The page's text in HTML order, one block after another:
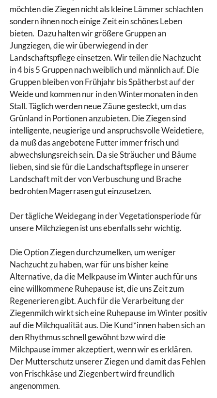
möchten die Ziegen nicht als kleine Lämmer schlachten
sondern ihnen noch einige Zeit ein schönes Leben
bieten. Dazu halten wir größere Gruppen an
Jungziegen, die wir überwiegend in der
Landschaftspflege einsetzen. Wir teilen die Nachzucht
in 4 bis 5 Gruppen nach weiblich und männlich auf. Die
Gruppen bleiben von Frühjahr bis Spätherbst auf der
Weide und kommen nur in den Wintermonaten in den
Stall. Täglich werden neue Zäune gesteckt, um das
Grünland in Portionen anzubieten. Die Ziegen sind
intelligente, neugierige und anspruchsvolle Weidetiere,
da muß das angebotene Futter immer frisch und
abwechslungsreich sein. Da sie Sträucher und Bäume
lieben, sind sie für die Landschaftspflege in unserer
Landschaft mit der von Verbuschung und Brache
bedrohten Magerrasen gut einzusetzen.
Der tägliche Weidegang in der Vegetationsperiode für
unsere Milchziegen ist uns ebenfalls sehr wichtig.
Die Option Ziegen durchzumelken, um weniger
Nachzucht zu haben, war für uns bisher keine
Alternative, da die Melkpause im Winter auch für uns
eine willkommene Ruhepause ist, die uns Zeit zum
Regenerieren gibt. Auch für die Verarbeitung der
Ziegenmilch wirkt sich eine Ruhepause im Winter positiv
auf die Milchqualität aus. Die Kund*innen haben sich an
den Rhythmus schnell gewöhnt bzw wird die
Milchpause immer akzeptiert, wenn wir es erklären.
Der Mutterschutz unserer Ziegen und damit das Fehlen
von Frischkäse und Ziegenbert wird freundlich
angenommen.